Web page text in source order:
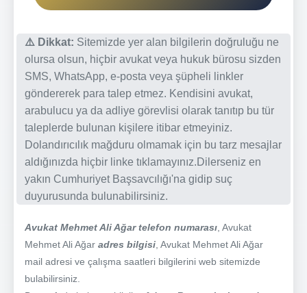
⚠️ Dikkat: Sitemizde yer alan bilgilerin doğruluğu ne
olursa olsun, hiçbir avukat veya hukuk bürosu sizden
SMS, WhatsApp, e-posta veya şüpheli linkler
göndererek para talep etmez. Kendisini avukat,
arabulucu ya da adliye görevlisi olarak tanıtıp bu tür
taleplerde bulunan kişilere itibar etmeyiniz.
Dolandırıcılık mağduru olmamak için bu tarz mesajlar
aldığınızda hiçbir linke tıklamayınız.Dilerseniz en
yakın Cumhuriyet Başsavcılığı'na gidip suç
duyurusunda bulunabilirsiniz.
Avukat Mehmet Ali Ağar telefon numarası , Avukat
Mehmet Ali Ağar adres bilgisi , Avukat Mehmet Ali Ağar
mail adresi ve çalışma saatleri bilgilerini web sitemizde
bulabilirsiniz.